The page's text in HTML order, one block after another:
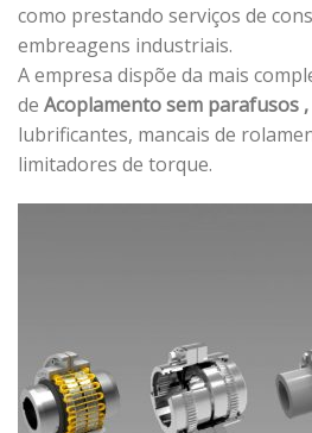
como prestando serviços de
embreagens industriais.
A empresa dispõe da mais
de Acoplamento sem parafusos ,
lubrificantes, mancais de
limitadores de torque.